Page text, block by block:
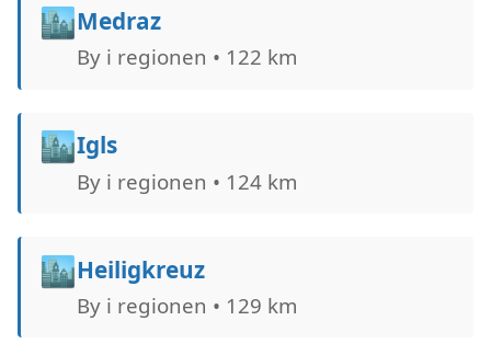
🏙️Medraz
By i regionen • 122 km
🏙️Igls
By i regionen • 124 km
🏙️Heiligkreuz
By i regionen • 129 km